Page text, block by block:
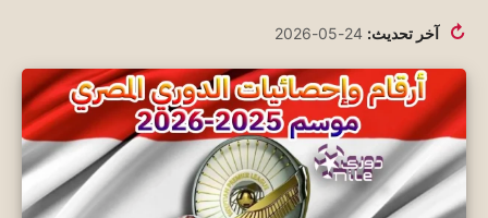
↻ آخر تحديث: 24-05-2026